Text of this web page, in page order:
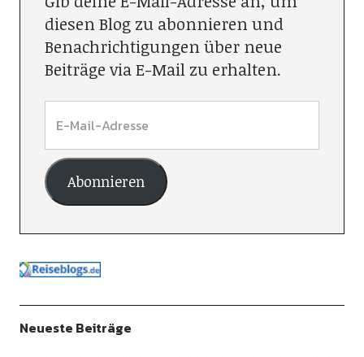
diesen Blog zu abonnieren und
Benachrichtigungen über neue
Beiträge via E-Mail zu erhalten.
Abonnieren
Neueste Beiträge